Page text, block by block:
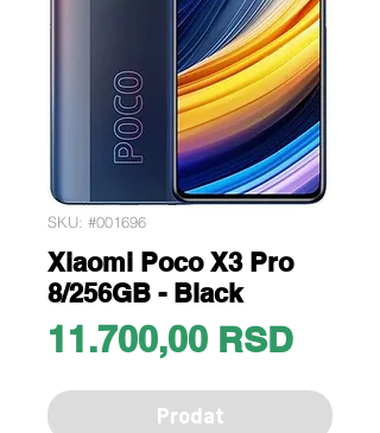
SKU: #001696
Xiaomi Poco X3 Pro
8/256GB - Black
11.700,00 RSDPrice
Prodat